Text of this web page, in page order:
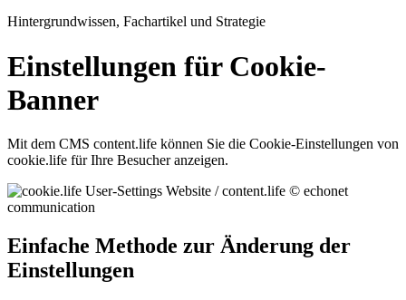
Hintergrundwissen, Fachartikel und Strategie
Einstellungen für Cookie-
Banner
Mit dem CMS content.life können Sie die Cookie-Einstellungen von
cookie.life für Ihre Besucher anzeigen.
Einfache Methode zur Änderung der
Einstellungen